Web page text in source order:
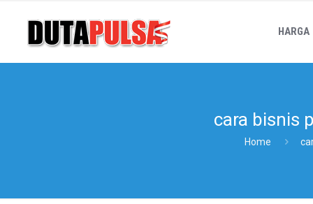
HARGA
cara bisnis
Home